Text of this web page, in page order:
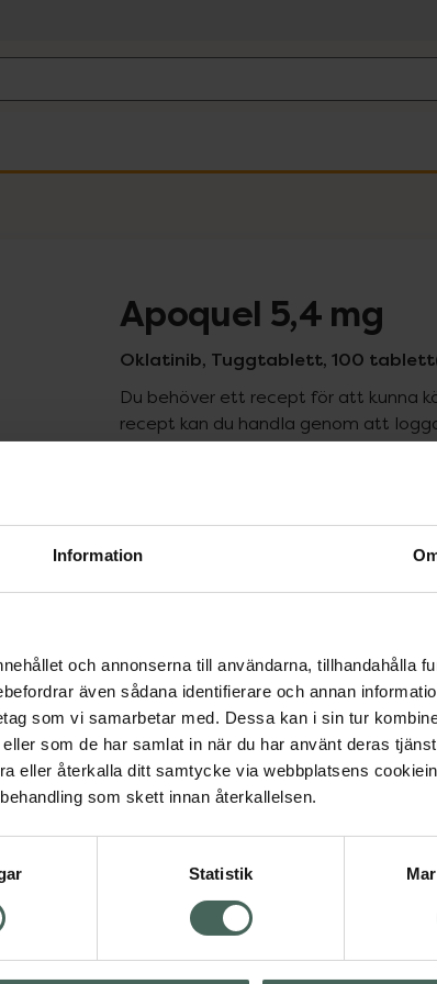
Information
och annonserna till användarna, tillhandahålla
även sådana identifierare och annan
som vi samarbetar med. Dessa kan i sin tur
som de har samlat in när du har använt deras
eller återkalla ditt samtycke via webbplatsens
som skett innan återkallelsen.
Statistik
Apoquel 5,4 mg
Oklatinib, Tuggtablett, 100
Du behöver ett recept för att kunna
recept kan du handla genom att
Pris med
Köp via ditt
Aktuella erbjudanden
Om recept och